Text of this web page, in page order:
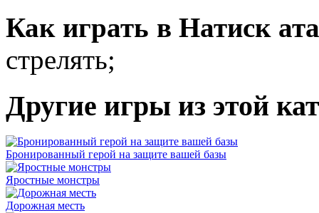
Как играть в Натиск
стрелять;
Другие игры из этой
Бронированный герой на защите вашей базы
Яростные монстры
Дорожная месть